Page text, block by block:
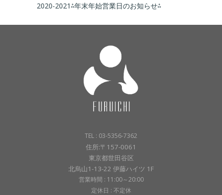
2020-2021⁂年末年始営業日のお知らせ⁂
TEL : 03-5356-7362
住所:〒157-0061
東京都世田谷区
北烏山1-13-22 伊藤ハイツ 1F
営業時間 : 11:00～20:00
定休日 : 不定休